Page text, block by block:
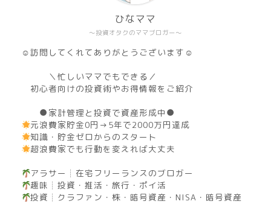
～投資オタクのママブロガー～
ひなママ
☺訪問してくれてありがとうございます☺
＼忙しいママでもできる／
初心者向けの投資術やお得情報をご紹介
●家計管理と投資で資産形成中●
元浪費家貯金0円→5年で2000万円達成
知識・貯金ゼロからのスタート
超浪費家でも行動を変えれば大丈夫
アラサー┊︎在宅フリーランスのブロガー
趣味┊︎投資・推活・旅行・ポイ活
投資┊︎クラファン・株・暗号資産・NISA・暗号資産